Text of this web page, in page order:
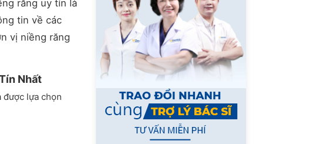
răng uy tín là
tin về các
vị niềng răng
Nhất
được lựa chọn